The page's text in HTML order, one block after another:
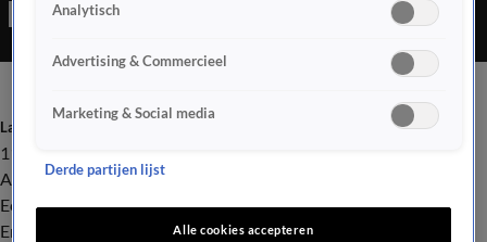
proflicentie.
Laatste nieuws
112
Advies & Tips
Economie
Entertainment
Analytisch
Advertising & Commercieel
Marketing & Social media
Derde partijen lijst
Alle cookies accepteren